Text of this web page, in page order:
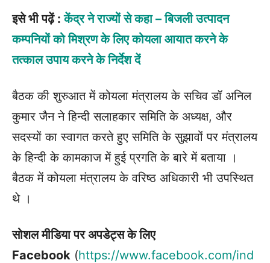
इसे भी पढ़ें :केंद्र ने राज्‍यों से कहा – बिजली उत्‍पादन
कम्‍पनियों को मिश्रण के लिए कोयला आयात करने के
तत्‍काल उपाय करने के निर्देश दें
बैठक की शुरुआत में कोयला मंत्रालय के सचिव डॉ अनिल
कुमार जैन ने हिन्दी सलाहकार समिति के अध्यक्ष, और
सदस्यों का स्वागत करते हुए समिति के सुझावों पर मंत्रालय
के हिन्दी के कामकाज में हुई प्रगति के बारे में बताया ।
बैठक में कोयला मंत्रालय के वरिष्ठ अधिकारी भी उपस्थित
थे ।
सोशल मीडिया पर अपडेट्स के लिए
Facebook (https://www.facebook.com/ind